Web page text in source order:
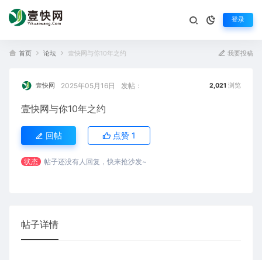
登录
首页 论坛 壹快网与你10年之约 我要投稿
壹快网 2025年05月16日 发帖： 2,021 浏览
壹快网与你10年之约
回帖 点赞 1
状态 帖子还没有人回复，快来抢沙发~
帖子详情